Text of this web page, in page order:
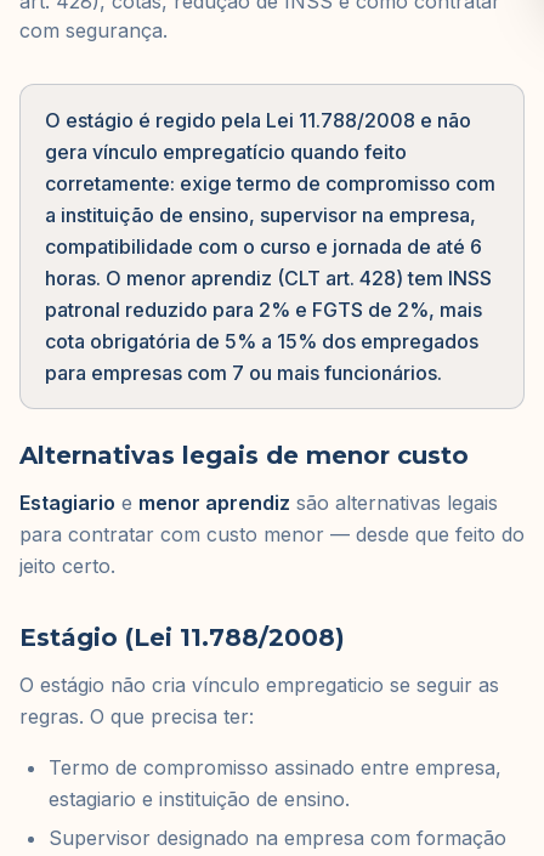
com segurança.
O estágio é regido pela Lei 11.788/2008 e não
gera vínculo empregatício quando feito
corretamente: exige termo de compromisso com
a instituição de ensino, supervisor na empresa,
compatibilidade com o curso e jornada de até 6
horas. O menor aprendiz (CLT art. 428) tem INSS
patronal reduzido para 2% e FGTS de 2%, mais
cota obrigatória de 5% a 15% dos empregados
para empresas com 7 ou mais funcionários.
Alternativas legais de menor custo
Estagiario e menor aprendiz são alternativas legais
para contratar com custo menor — desde que feito do
jeito certo.
Estágio (Lei 11.788/2008)
O estágio não cria vínculo empregaticio se seguir as
regras. O que precisa ter:
Termo de compromisso assinado entre empresa,
estagiario e instituição de ensino.
Supervisor designado na empresa com formação